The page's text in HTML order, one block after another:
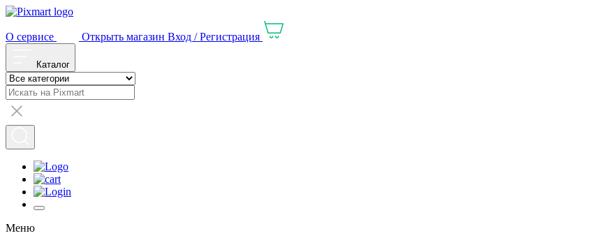
О сервисе Открыть магазин Вход / Регистрация
Каталог
Меню